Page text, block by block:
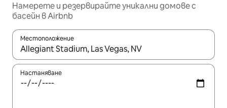
Намерете и резервирайте уникални домове с
басейн в Airbnb
Местоположение
Когато резултатите се покажат, използвайте
Настаняване